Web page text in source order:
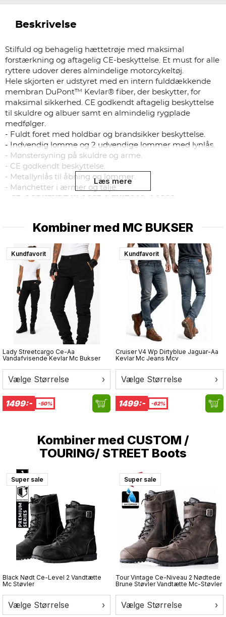
Beskrivelse
Stilfuld og behagelig hættetrøje med maksimal
forstærkning og aftagelig CE-beskyttelse. Et must for alle
ryttere udover deres almindelige motorcykeltøj.
Hele skjorten er udstyret med en intern fulddækkende
membran DuPont™ Kevlar® fiber, der beskytter, for
maksimal sikkerhed. CE godkendt aftagelig beskyttelse
til skuldre og albuer samt en almindelig rygplade
medfølger.
- Fuldt foret med holdbar og brandsikker beskyttelse.
- Indvendig lomme og 2 udvendige lommer med lynlås.
- Mønstersyning på skuldre og arme.
- CE godkendt beskyttelse.
- Metallynlås til åbning og lommer.
- Manchetter i ærmer og talje.
- CE-GODKENDT KLASSE A EN17092-4 2020
at bringe den bedste beskyttende hættetrøje frem på
Størrelse/størrelse Bryst (cm)
Mave (cm)
XS
86
S
94
M
95
96
102
2XL
106
114
4XL
116
5XL
127 117
Læs mere
Kombiner med MC BUKSER
Kundfavorit
Lady Streetcargo Ce-Aa
Vandafvisende Kevlar Mc Bukser
Vælge Størrelse ›
1499:- -50%
Kundfavorit
Cruiser V4 Wp Dirtyblue Jaguar-Aa
Kevlar Mc Jeans Mcv
Vælge Størrelse ›
1499:- -62%
Kombiner med CUSTOM /
TOURING/ STREET Boots
Super sale
Black Nødt Ce-Level 2 Vandtætte
Mc Støvler
Vælge Størrelse ›
Super sale
Tour Vintage Ce-Niveau 2 Nødtede
Brune Støvler Vandtætte Mc-Støvler
Vælge Størrelse ›